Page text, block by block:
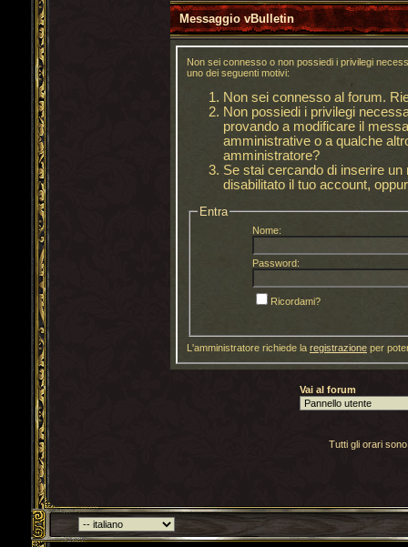
Messaggio vBulletin
Non sei connesso o non possiedi i privilegi
uno dei seguenti motivi:
Non sei connesso al forum.
Non possiedi i privilegi
provando a modificare il
amministrative o a qualche
amministratore?
Se stai cercando di inserire
disabilitato il tuo account,
Entra
Nome:
Password:
Ricordami?
L'amministratore richiede la registrazioneper
Vai al forum
Tutti gli orari
Torna indietro